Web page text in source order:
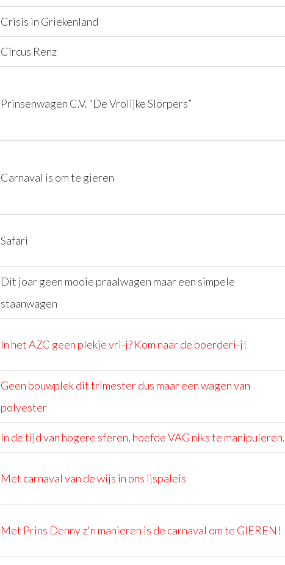
Crisis in Griekenland
Circus Renz
Prinsenwagen C.V. “De Vrolijke Slörpers”
Carnaval is om te gieren
Safari
Dit joar geen mooie praalwagen maar een simpele
staanwagen
In het AZC geen plekje vri-j? Kom naar de boerderi-j!
Geen bouwplek dit trimester dus maar een wagen van
polyester
In de tijd van hogere sferen, hoefde VAG niks te manipuleren.
Met carnaval van de wijs in ons ijspaleis
Met Prins Denny z'n manieren is de carnaval om te GIEREN!